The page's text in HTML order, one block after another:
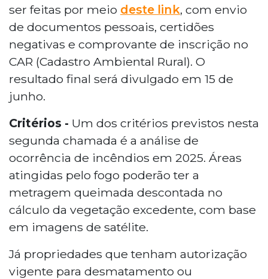
ser feitas por meio deste link, com envio
de documentos pessoais, certidões
negativas e comprovante de inscrição no
CAR (Cadastro Ambiental Rural). O
resultado final será divulgado em 15 de
junho.
Critérios - Um dos critérios previstos nesta
segunda chamada é a análise de
ocorrência de incêndios em 2025. Áreas
atingidas pelo fogo poderão ter a
metragem queimada descontada no
cálculo da vegetação excedente, com base
em imagens de satélite.
Já propriedades que tenham autorização
vigente para desmatamento ou